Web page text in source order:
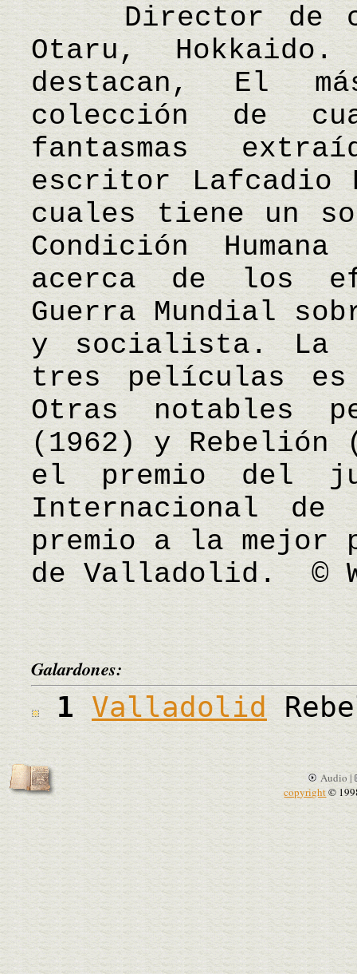
Director de
Otaru,
destacan, El
colección de
fantasmas
escritor Lafcadio
cuales tiene un
Condición
acerca de los
Guerra Mundial
y socialista. La
tres películas es
Otras notables
(1962) y
el premio del
Internacional
premio a la
de Valladolid. ©
Galardones:
1Valladolid
Audio |
copyright©